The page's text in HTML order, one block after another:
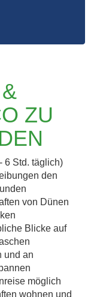
ZU
6 Std. täglich)
den
von Dünen
Blicke auf
und an
möglich
wohnen und